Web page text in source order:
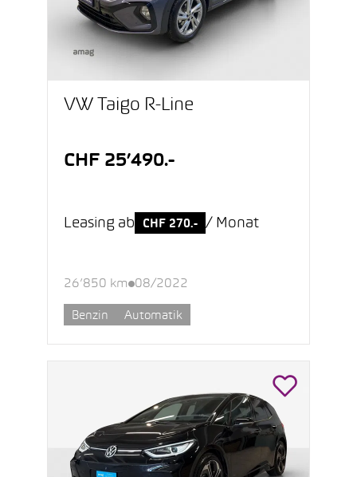
VW Taigo R-Line
CHF 25’490.-
Leasing ab CHF 270.- / Monat
26’850 km 08/2022
Benzin Automatik